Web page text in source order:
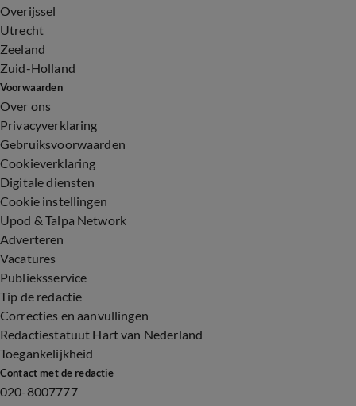
Overijssel
Utrecht
Zeeland
Zuid-Holland
Voorwaarden
Over ons
Privacyverklaring
Gebruiksvoorwaarden
Cookieverklaring
Digitale diensten
Cookie instellingen
Upod & Talpa Network
Adverteren
Vacatures
Publieksservice
Tip de redactie
Correcties en aanvullingen
Redactiestatuut Hart van Nederland
Toegankelijkheid
Contact met de redactie
020-8007777